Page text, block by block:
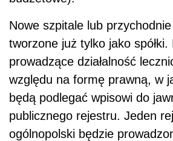
Nowe szpitale lub
tworzone już tylko jako spółki.
prowadzące działalność
względu na formę prawną, w
będą podlegać wpisowi do
publicznego rejestru. Jeden
ogólnopolski będzie